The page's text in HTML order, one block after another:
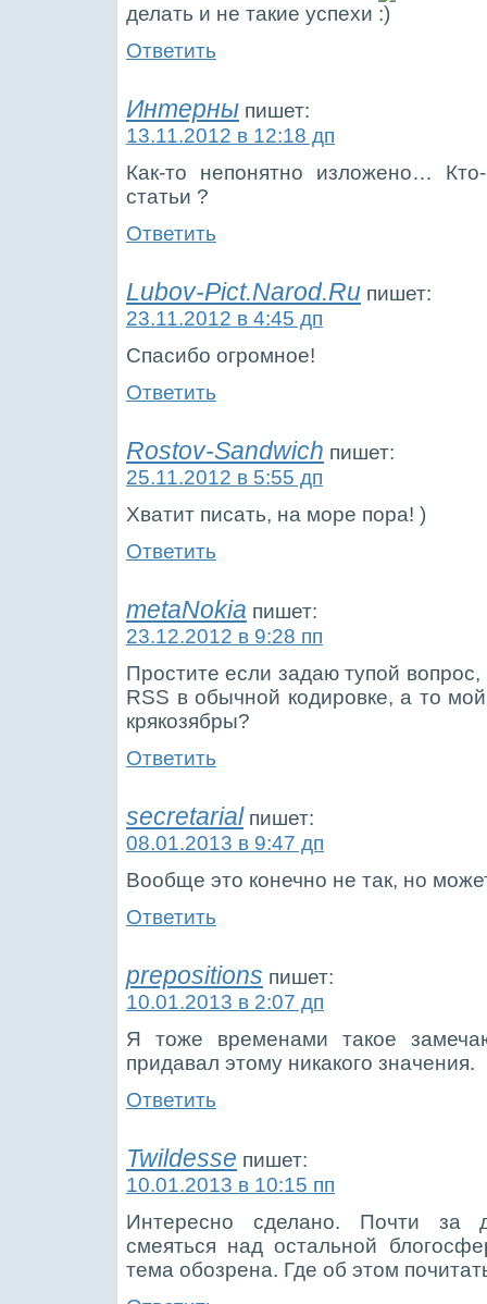
делать и не такие успехи
Ответить
Интерны пишет:
13.11.2012 в 12:18 дп
Как-то непонятно изложено…
статьи ?
Ответить
Lubov-Pict.Narod.Ru пишет:
23.11.2012 в 4:45 дп
Спасибо огромное!
Ответить
Rostov-Sandwich пишет:
25.11.2012 в 5:55 дп
Хватит писать, на море пора! )
Ответить
metaNokia пишет:
23.12.2012 в 9:28 пп
Простите если задаю тупой
RSS в обычной кодировке, а то
крякозябры?
Ответить
secretarial пишет:
08.01.2013 в 9:47 дп
Вообще это конечно не так, но
Ответить
prepositions пишет:
10.01.2013 в 2:07 дп
Я тоже временами такое
придавал этому никакого значения.
Ответить
Twildesse пишет:
10.01.2013 в 10:15 пп
Интересно сделано. Почти за
смеяться над остальной
тема обозрена. Где об этом